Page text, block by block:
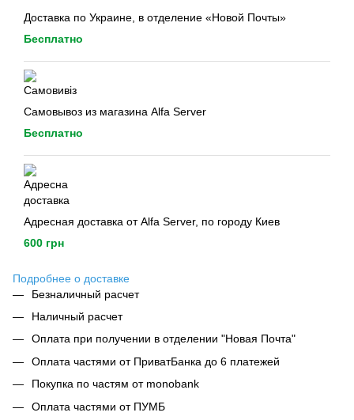
Доставка по Украине, в отделение «Новой Почты»
Бесплатно
Самовывоз из магазина Alfa Server
Бесплатно
Адресная доставка от Alfa Server, по городу Киев
600 грн
Подробнее о доставке
Безналичный расчет
Наличный расчет
Оплата при получении в отделении "Новая Почта"
Оплата частями от ПриватБанка до 6 платежей
Покупка по частям от monobank
Оплата частями от ПУМБ